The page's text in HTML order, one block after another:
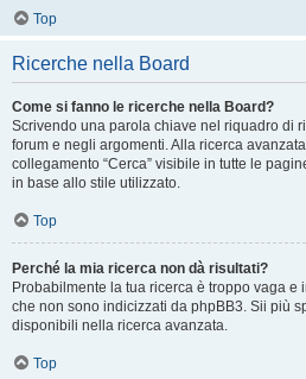
Top
Ricerche nella Board
Come si fanno le ricerche nella Board?
Scrivendo una parola chiave nel riquadro di
forum e negli argomenti. Alla ricerca
collegamento “Cerca” visibile in tutte le
in base allo stile utilizzato.
Top
Perché la mia ricerca non dà risultati?
Probabilmente la tua ricerca è troppo vaga
che non sono indicizzati da phpBB3. Sii più
disponibili nella ricerca avanzata.
Top